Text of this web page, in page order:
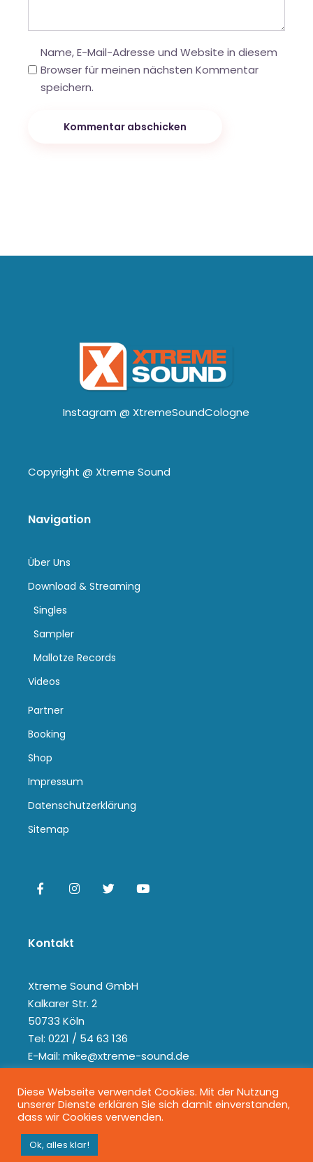
Name, E-Mail-Adresse und Website in diesem
Browser für meinen nächsten Kommentar
speichern.
Kommentar abschicken
Instagram @ XtremeSoundCologne
Copyright @ Xtreme Sound
Navigation
Über Uns
Download & Streaming
Singles
Sampler
Mallotze Records
Videos
Partner
Booking
Shop
Impressum
Datenschutzerklärung
Sitemap
Kontakt
Xtreme Sound GmbH
Kalkarer Str. 2
50733 Köln
Tel: 0221 / 54 63 136
E-Mail: mike@xtreme-sound.de
Diese Webseite verwendet Cookies. Mit der Nutzung
unserer Dienste erklären Sie sich damit einverstanden,
dass wir Cookies verwenden.
Ok, alles klar!